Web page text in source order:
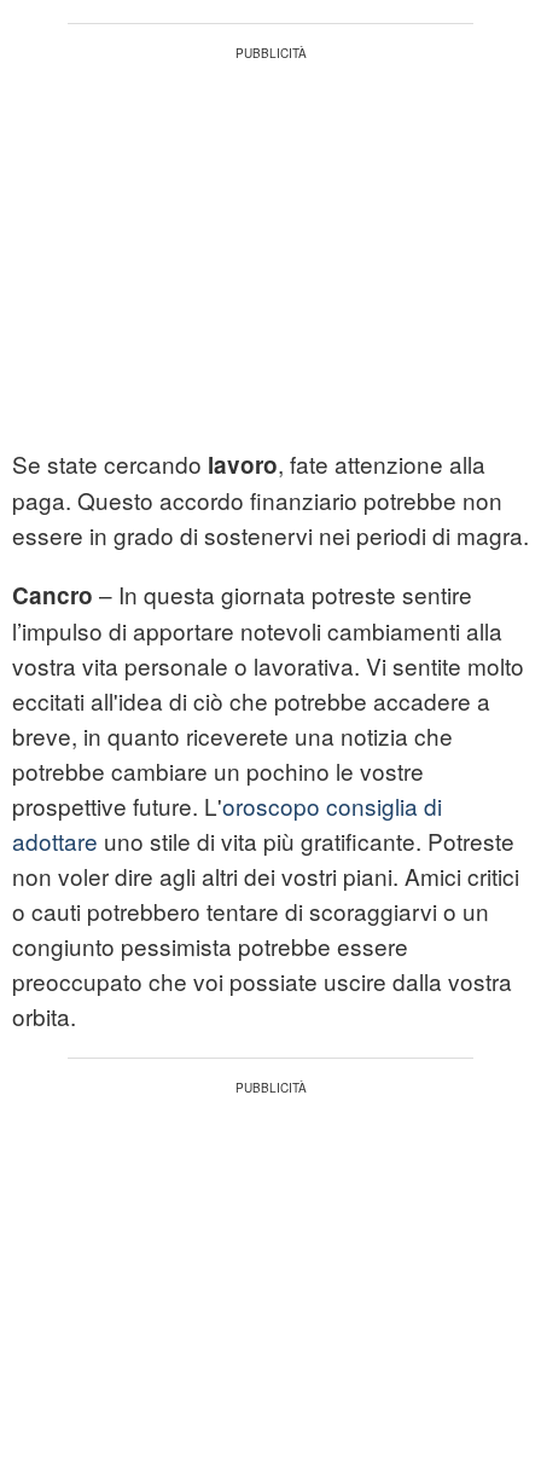
Se state cercando lavoro, fate attenzione alla
paga. Questo accordo finanziario potrebbe non
essere in grado di sostenervi nei periodi di magra.
Cancro – In questa giornata potreste sentire
l’impulso di apportare notevoli cambiamenti alla
vostra vita personale o lavorativa. Vi sentite molto
eccitati all'idea di ciò che potrebbe accadere a
breve, in quanto riceverete una notizia che
potrebbe cambiare un pochino le vostre
prospettive future. L'oroscopo consiglia di
adottare uno stile di vita più gratificante. Potreste
non voler dire agli altri dei vostri piani. Amici critici
o cauti potrebbero tentare di scoraggiarvi o un
congiunto pessimista potrebbe essere
preoccupato che voi possiate uscire dalla vostra
orbita.